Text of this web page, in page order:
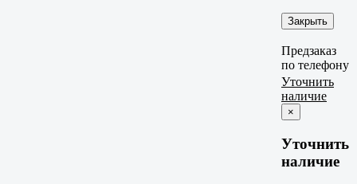
Закрыть
Предзаказ
по телефону
Уточнить
наличие
×
Уточнить
наличие